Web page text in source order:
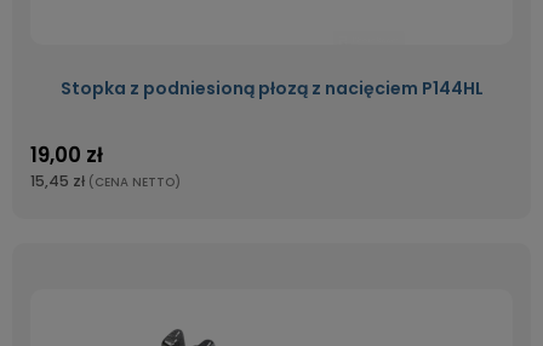
Stopka z podniesioną płozą z nacięciem P144HL
19,00 zł
15,45 zł (CENA NETTO)